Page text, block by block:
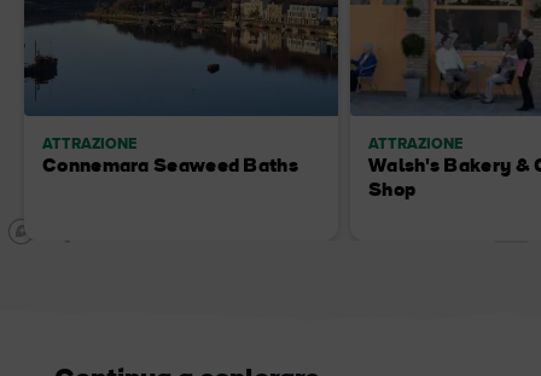
ATTRAZIONE
Connemara Seaweed Baths
ATTRAZIONE
Walsh's Bakery &
Shop